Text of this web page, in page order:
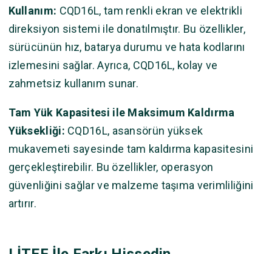
Kullanım: CQD16L, tam renkli ekran ve elektrikli
direksiyon sistemi ile donatılmıştır. Bu özellikler,
sürücünün hız, batarya durumu ve hata kodlarını
izlemesini sağlar. Ayrıca, CQD16L, kolay ve
zahmetsiz kullanım sunar.
Tam Yük Kapasitesi ile Maksimum Kaldırma
Yüksekliği: CQD16L, asansörün yüksek
mukavemeti sayesinde tam kaldırma kapasitesini
gerçekleştirebilir. Bu özellikler, operasyon
güvenliğini sağlar ve malzeme taşıma verimliliğini
artırır.